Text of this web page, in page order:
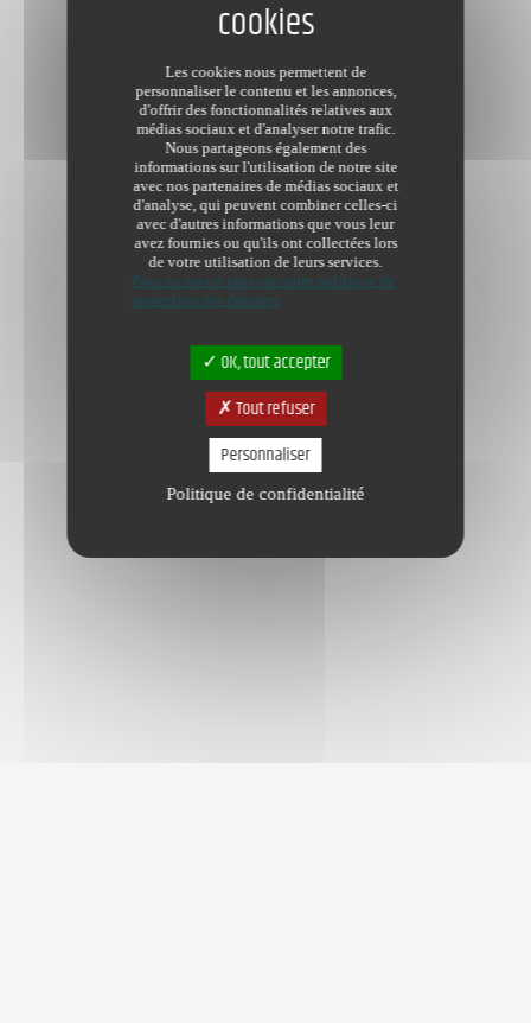
Les cookies nous permettent de
personnaliser le contenu et les annonces,
d'offrir des fonctionnalités relatives aux
médias sociaux et d'analyser notre trafic.
Nous partageons également des
informations sur l'utilisation de notre site
avec nos partenaires de médias sociaux et
d'analyse, qui peuvent combiner celles-ci
avec d'autres informations que vous leur
avez fournies ou qu'ils ont collectées lors
de votre utilisation de leurs services.
Pour en savoir plus sur notre politique de
protection des données
OK, tout accepter
Tout refuser
Personnaliser
Politique de confidentialité